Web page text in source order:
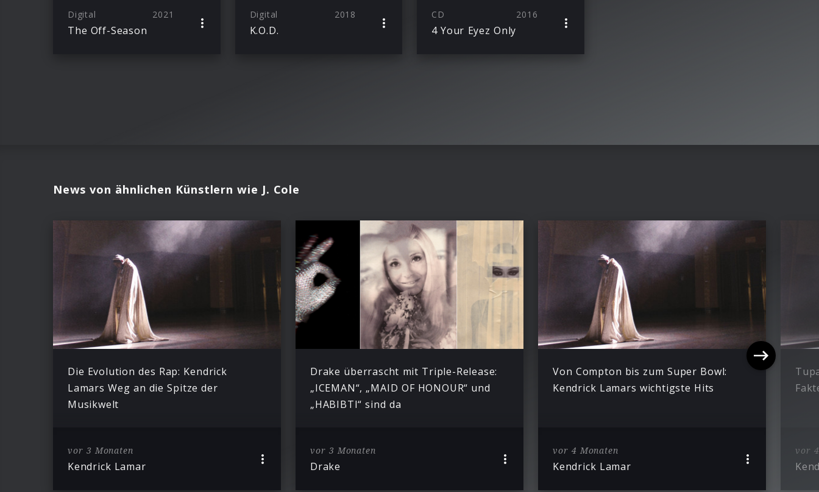
Digital 2021
The Off-Season
Digital 2018
K.O.D.
CD 2016
4 Your Eyez Only
News von ähnlichen Künstlern wie J. Cole
Die Evolution des Rap: Kendrick
Lamars Weg an die Spitze der
Musikwelt
vor 3 Monaten
Kendrick Lamar
Drake überrascht mit Triple-Release:
„ICEMAN“, „MAID OF HONOUR“ und
„HABIBTI“ sind da
vor 3 Monaten
Drake
Von Compton bis zum Super Bowl:
Kendrick Lamars wichtigste Hits
vor 4 Monaten
Kendrick Lamar
vor